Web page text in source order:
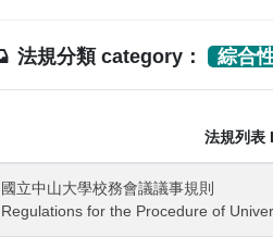
法規分類 category： 綜合
法規列表
國立中山大學校務會議議事規則
Regulations for the Procedure of